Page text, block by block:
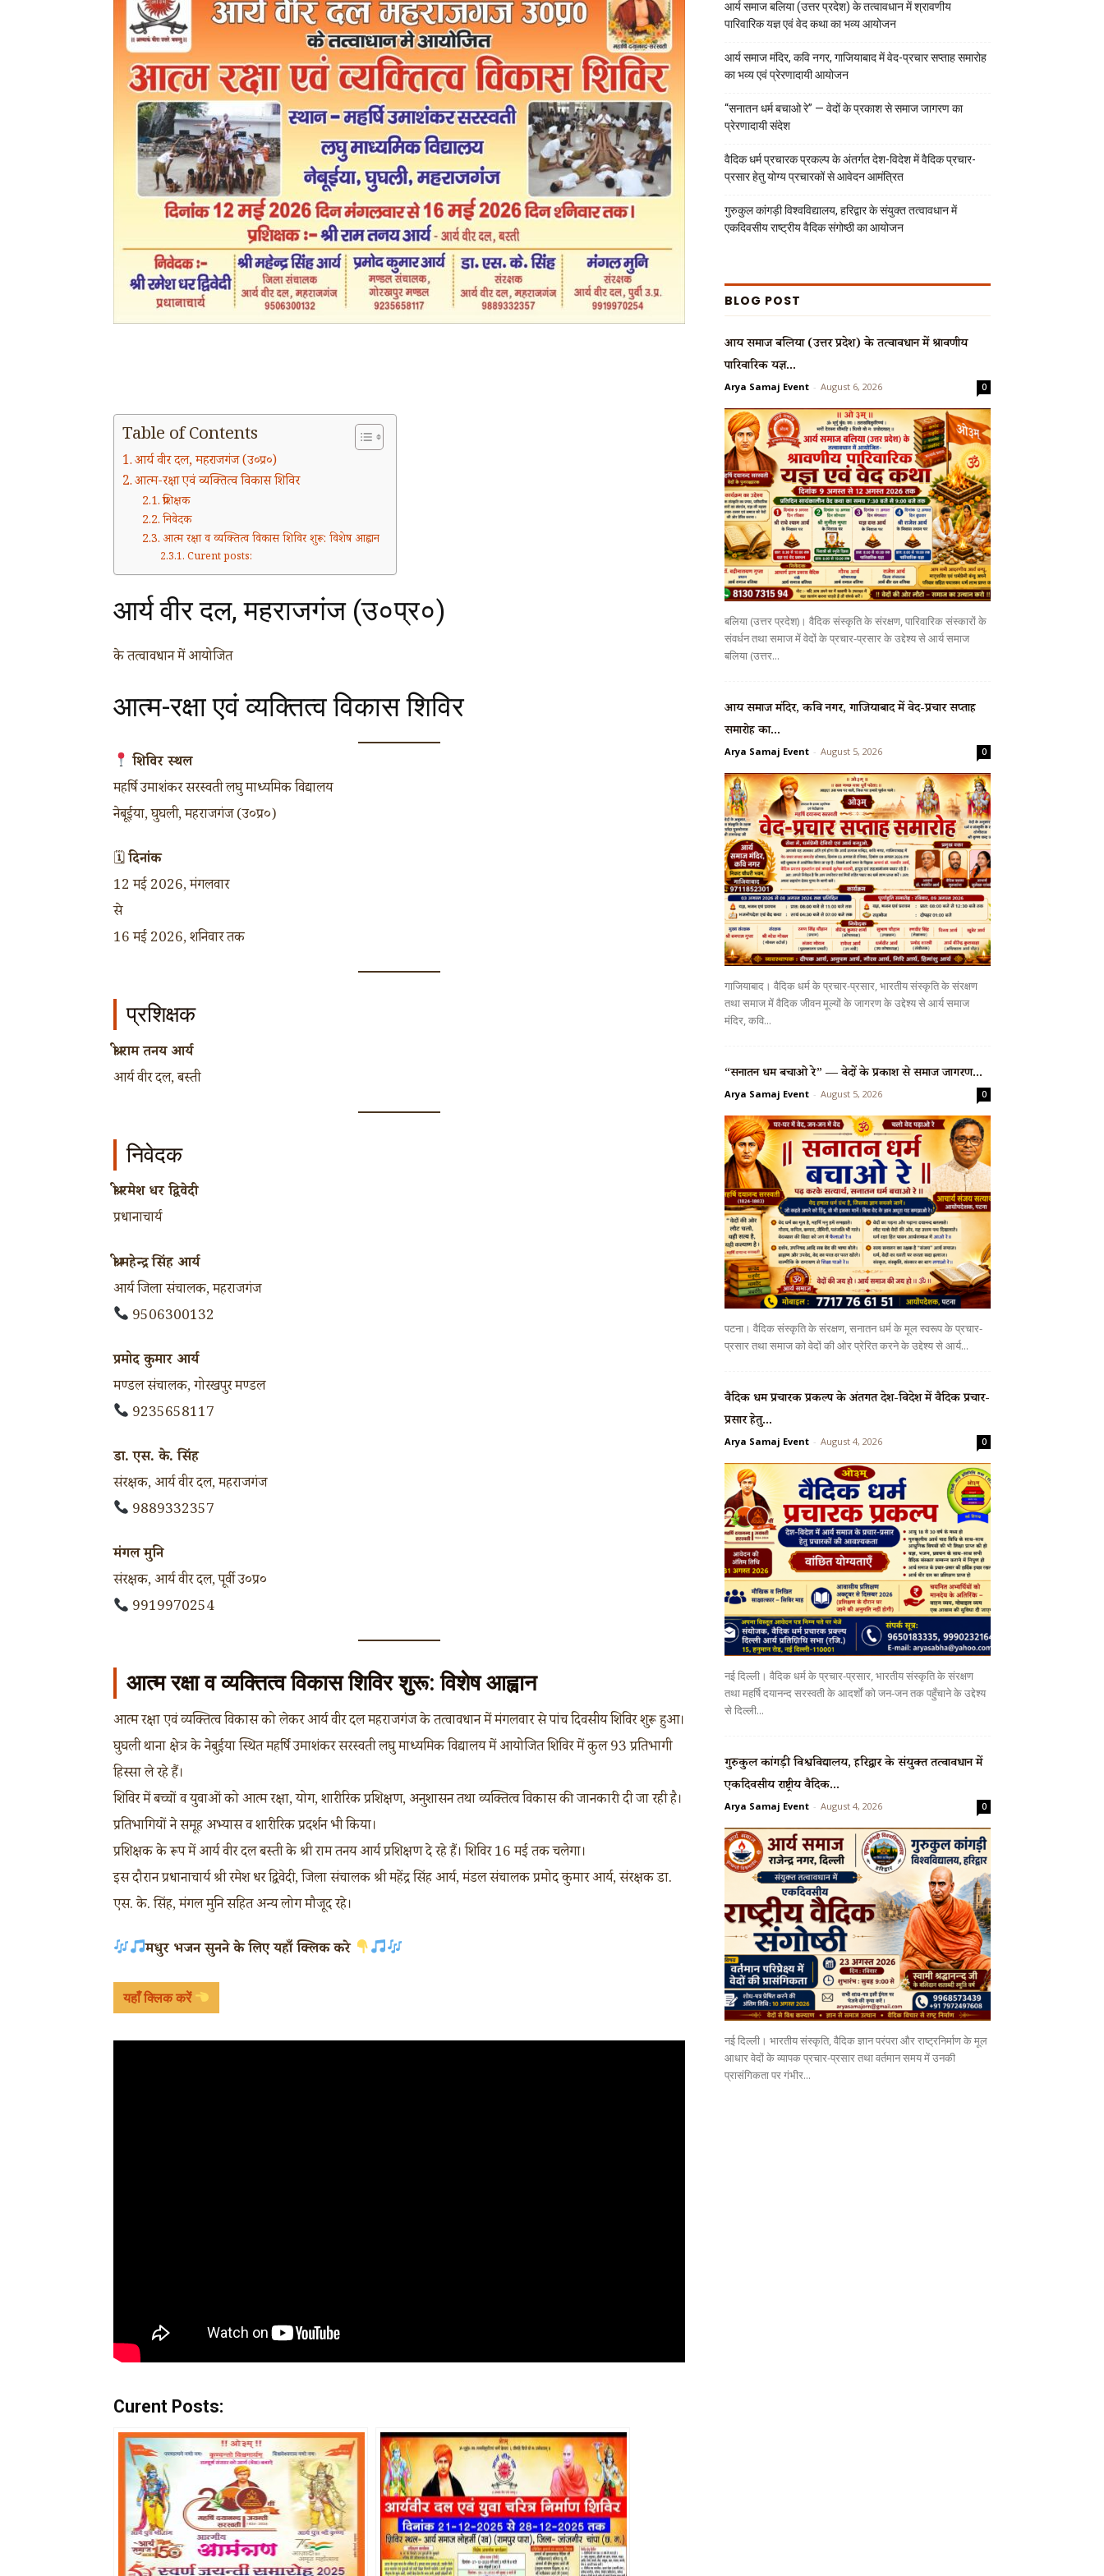
Table of Contents
आर्य वीर दल, महराजगंज (उ०प्र०)
आत्म-रक्षा एवं व्यक्तित्व विकास शिविर
प्रशिक्षक
निवेदक
आत्म रक्षा व व्यक्तित्व विकास शिविर शुरू: विशेष आह्वान
Curent posts:
आर्य वीर दल, महराजगंज (उ०प्र०)
के तत्वावधान में आयोजित
आत्म-रक्षा एवं व्यक्तित्व विकास शिविर
शिविर स्थल
महर्षि उमाशंकर सरस्वती लघु माध्यमिक विद्यालय
नेबूईया, घुघली, महराजगंज (उ०प्र०)
🗓दिनांक
12 मई 2026, मंगलवार
से
16 मई 2026, शनिवार तक
प्रशिक्षक
श्री राम तनय आर्य
आर्य वीर दल, बस्ती
निवेदक
श्री रमेश धर द्विवेदी
प्रधानाचार्य
श्री महेन्द्र सिंह आर्य
आर्य जिला संचालक, महराजगंज
9506300132
प्रमोद कुमार आर्य
मण्डल संचालक, गोरखपुर मण्डल
9235658117
डा. एस. के. सिंह
संरक्षक, आर्य वीर दल, महराजगंज
9889332357
मंगल मुनि
संरक्षक, आर्य वीर दल, पूर्वी उ०प्र०
9919970254
आत्म रक्षा व व्यक्तित्व विकास शिविर शुरू: विशेष आह्वान
आत्म रक्षा एवं व्यक्तित्व विकास को लेकर आर्य वीर दल महराजगंज के तत्वावधान में मंगलवार से पांच दिवसीय शिविर शुरू हुआ।
घुघली थाना क्षेत्र के नेबुईया स्थित महर्षि उमाशंकर सरस्वती लघु माध्यमिक विद्यालय में आयोजित शिविर में कुल 93 प्रतिभागी
हिस्सा ले रहे हैं।
शिविर में बच्चों व युवाओं को आत्म रक्षा, योग, शारीरिक प्रशिक्षण, अनुशासन तथा व्यक्तित्व विकास की जानकारी दी जा रही है।
प्रतिभागियों ने समूह अभ्यास व शारीरिक प्रदर्शन भी किया।
प्रशिक्षक के रूप में आर्य वीर दल बस्ती के श्री राम तनय आर्य प्रशिक्षण दे रहे हैं। शिविर 16 मई तक चलेगा।
इस दौरान प्रधानाचार्य श्री रमेश धर द्विवेदी, जिला संचालक श्री महेंद्र सिंह आर्य, मंडल संचालक प्रमोद कुमार आर्य, संरक्षक डा.
एस. के. सिंह, मंगल मुनि सहित अन्य लोग मौजूद रहे।
मधुर भजन सुनने के लिए यहाँ क्लिक करे
यहाँ क्लिक करें
Curent Posts:
आर्य समाज बलिया (उत्तर प्रदेश) के तत्वावधान में श्रावणीय
पारिवारिक यज्ञ एवं वेद कथा का भव्य आयोजन
आर्य समाज मंदिर, कवि नगर, गाजियाबाद में वेद-प्रचार सप्ताह समारोह
का भव्य एवं प्रेरणादायी आयोजन
“सनातन धर्म बचाओ रे” — वेदों के प्रकाश से समाज जागरण का
प्रेरणादायी संदेश
वैदिक धर्म प्रचारक प्रकल्प के अंतर्गत देश-विदेश में वैदिक प्रचार-
प्रसार हेतु योग्य प्रचारकों से आवेदन आमंत्रित
गुरुकुल कांगड़ी विश्वविद्यालय, हरिद्वार के संयुक्त तत्वावधान में
एकदिवसीय राष्ट्रीय वैदिक संगोष्ठी का आयोजन
BLOG POST
आर्य समाज बलिया (उत्तर प्रदेश) के तत्वावधान में श्रावणीय
पारिवारिक यज्ञ...
Arya Samaj Event - August 6, 2026 0
बलिया (उत्तर प्रदेश)। वैदिक संस्कृति के संरक्षण, पारिवारिक संस्कारों के
संवर्धन तथा समाज में वेदों के प्रचार-प्रसार के उद्देश्य से आर्य समाज
बलिया (उत्तर...
आर्य समाज मंदिर, कवि नगर, गाजियाबाद में वेद-प्रचार सप्ताह
समारोह का...
Arya Samaj Event - August 5, 2026 0
गाजियाबाद। वैदिक धर्म के प्रचार-प्रसार, भारतीय संस्कृति के संरक्षण
तथा समाज में वैदिक जीवन मूल्यों के जागरण के उद्देश्य से आर्य समाज
मंदिर, कवि...
“सनातन धर्म बचाओ रे” — वेदों के प्रकाश से समाज जागरण...
Arya Samaj Event - August 5, 2026 0
पटना। वैदिक संस्कृति के संरक्षण, सनातन धर्म के मूल स्वरूप के प्रचार-
प्रसार तथा समाज को वेदों की ओर प्रेरित करने के उद्देश्य से आर्य...
वैदिक धर्म प्रचारक प्रकल्प के अंतर्गत देश-विदेश में वैदिक प्रचार-
प्रसार हेतु...
Arya Samaj Event - August 4, 2026 0
नई दिल्ली। वैदिक धर्म के प्रचार-प्रसार, भारतीय संस्कृति के संरक्षण
तथा महर्षि दयानन्द सरस्वती के आदर्शों को जन-जन तक पहुँचाने के उद्देश्य
से दिल्ली...
गुरुकुल कांगड़ी विश्वविद्यालय, हरिद्वार के संयुक्त तत्वावधान में
एकदिवसीय राष्ट्रीय वैदिक...
Arya Samaj Event - August 4, 2026 0
नई दिल्ली। भारतीय संस्कृति, वैदिक ज्ञान परंपरा और राष्ट्रनिर्माण के मूल
आधार वेदों के व्यापक प्रचार-प्रसार तथा वर्तमान समय में उनकी
प्रासंगिकता पर गंभीर...